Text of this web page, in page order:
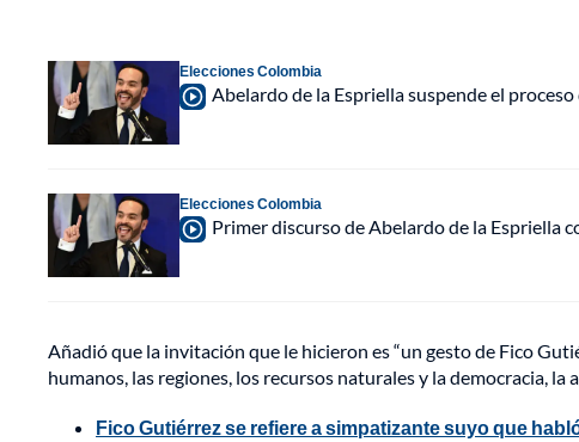
Elecciones Colombia
Abelardo de la Espriella suspende el
Elecciones Colombia
Primer discurso de Abelardo de la Espriella
Añadió que la invitación que le hicieron es “un gesto de Fico
humanos, las regiones, los recursos naturales y la democracia, la
Fico Gutiérrez se refiere a simpatizante suyo que